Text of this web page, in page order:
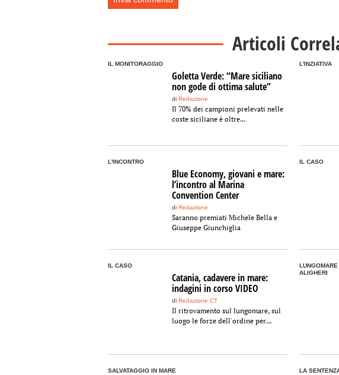
Articoli
IL MONITORAGGIO
Goletta Verde: “Mare siciliano
non gode di ottima salute”
di Redazione
Il 70% dei campioni prelevati nelle
coste siciliane è oltre...
L'INZIATIVA
L'INCONTRO
Blue Economy, giovani e mare:
l’incontro al Marina
Convention Center
di Redazione
Saranno premiati Michele Bella e
Giuseppe Giunchiglia
IL CASO
IL CASO
Catania, cadavere in mare:
indagini in corso VIDEO
di Redazione CT
Il ritrovamento sul lungomare, sul
luogo le forze dell'ordine per...
LUNGOMARE
ALIGHERI
SALVATAGGIO IN MARE LA